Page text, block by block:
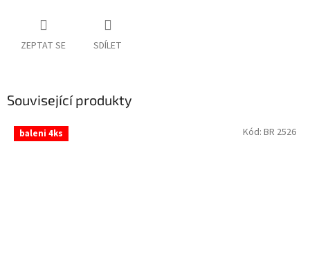
ZEPTAT SE SDÍLET
Související produkty
baleni 4ks Kód: BR 2526